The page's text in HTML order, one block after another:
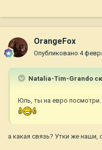
OrangeFox
Опубликовано 4
Natalia-Tim-Grando
Юль, ты на евро
а какая связь? Утки же наши,